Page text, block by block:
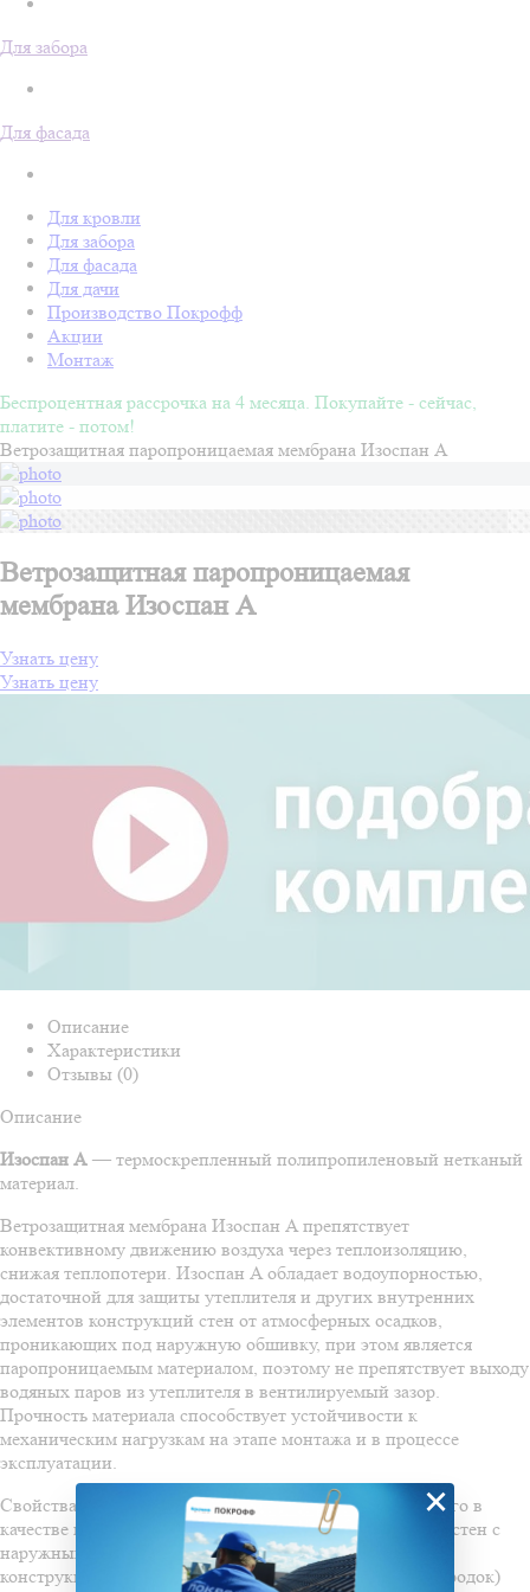
Для забора
Для фасада
Для кровли
Для забора
Для фасада
Для дачи
Производство Покрофф
Акции
Монтаж
Беспроцентная рассрочка на 4 месяца. Покупайте - сейчас,
платите - потом!
Ветрозащитная паропроницаемая мембрана Изоспан A
Ветрозащитная паропроницаемая
мембрана Изоспан A
Узнать цену
Узнать цену
Описание
Характеристики
Отзывы (0)
Описание
Изоспан A — термоскрепленный полипропиленовый нетканый
материал.
Ветрозащитная мембрана Изоспан A препятствует
конвективному движению воздуха через теплоизоляцию,
снижая теплопотери. Изоспан A обладает водоупорностью,
достаточной для защиты утеплителя и других внутренних
элементов конструкций стен от атмосферных осадков,
проникающих под наружную обшивку, при этом является
паропроницаемым материалом, поэтому не препятствует выходу
водяных паров из утеплителя в вентилируемый зазор.
Прочность материала способствует устойчивости к
механическим нагрузкам на этапе монтажа и в процессе
эксплуатации.
Свойства материала Изоспан A позволяют применять его в
качестве ветрозащиты в конструкциях каркасных стен, стен с
наружным утеплением и вентилируемых фасадов. В
конструкциях внутренних стен (межкомнатных перегородок)
×